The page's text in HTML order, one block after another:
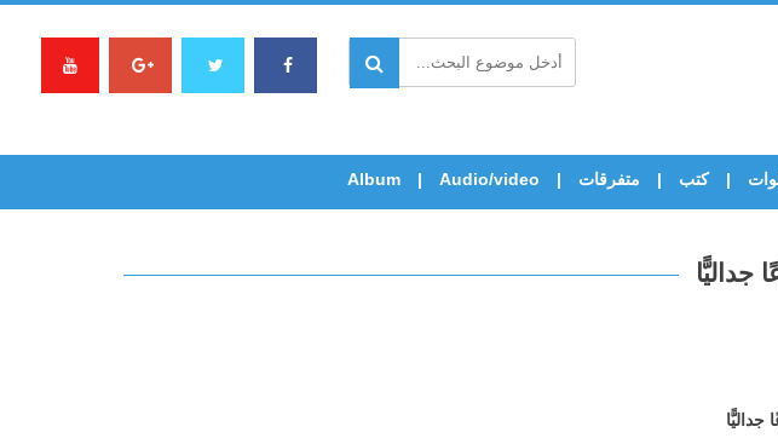
كتب متفرقات Audio/video
Album
جداليًّا